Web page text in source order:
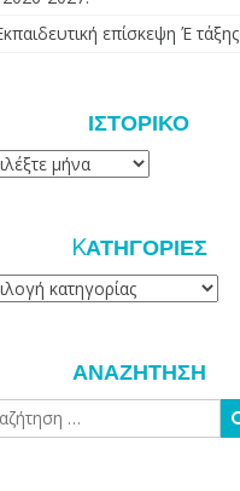
επίσκεψη Έ τάξης
ΙΣΤΟΡΙΚΌ
KΑΤΗΓΟΡΊΕΣ
ΑΝΑΖΉΤΗΣΗ